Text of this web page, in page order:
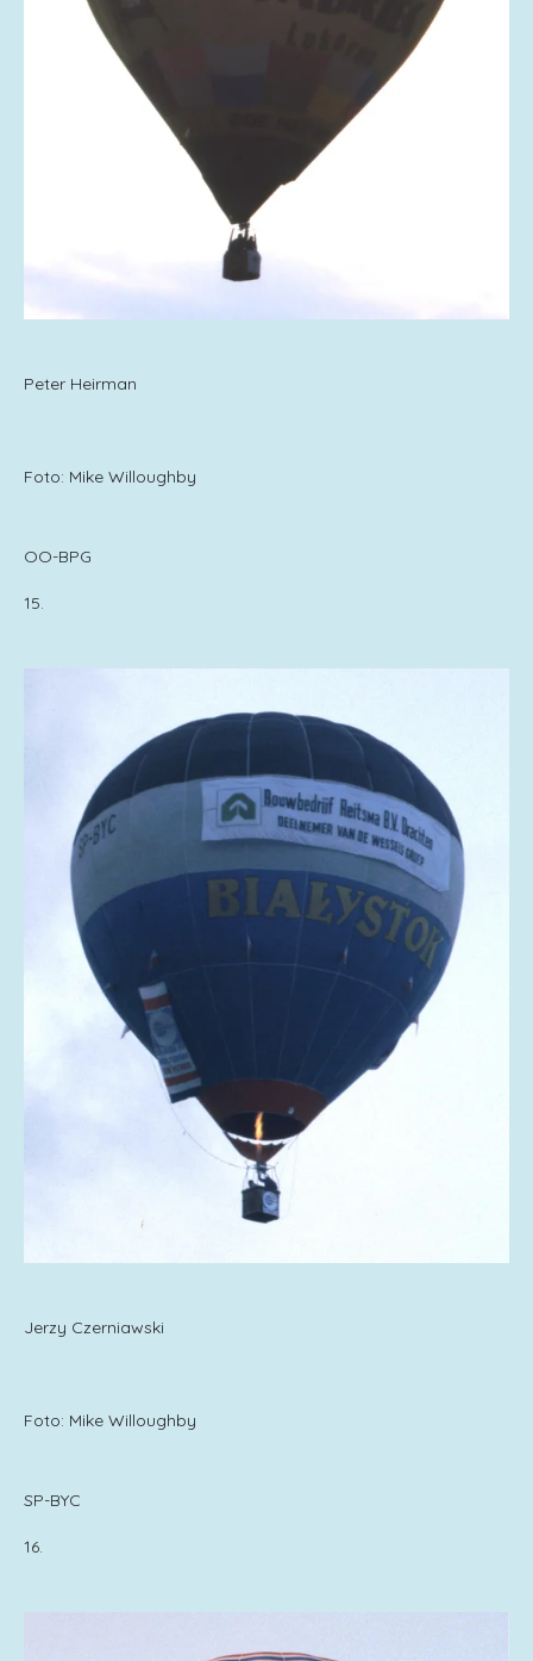
Peter Heirman
Foto: Mike Willoughby
OO-BPG
15.
Jerzy Czerniawski
Foto: Mike Willoughby
SP-BYC
16.